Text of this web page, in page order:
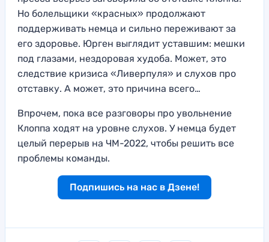
Но болельщики «красных» продолжают
поддерживать немца и сильно переживают за
его здоровье. Юрген выглядит уставшим: мешки
под глазами, нездоровая худоба. Может, это
следствие кризиса «Ливерпуля» и слухов про
отставку. А может, это причина всего…
Впрочем, пока все разговоры про увольнение
Клоппа ходят на уровне слухов. У немца будет
целый перерыв на ЧМ-2022, чтобы решить все
проблемы команды.
Подпишись на нас в Дзене!